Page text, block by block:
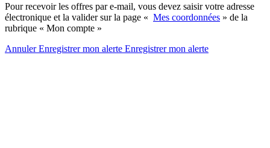
Pour recevoir les offres par e-mail, vous devez saisir votre adresse
électronique et la valider sur la page « Mes coordonnées » de la
rubrique « Mon compte »
AnnulerEnregistrer mon alerte Enregistrermon alerte